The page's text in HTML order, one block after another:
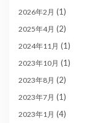
2026年2月 (1)
2025年4月 (2)
2024年11月 (1)
2023年10月 (1)
2023年8月 (2)
2023年7月 (1)
2023年1月 (4)